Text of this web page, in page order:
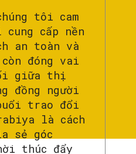
tôi cam
cấp nền
an toàn và
đóng vai
giữa thị
đồng người
trao đổi
là cách
sẻ góc
thúc đẩy